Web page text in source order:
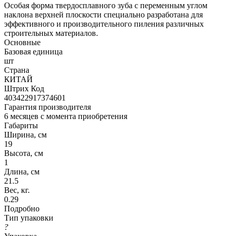
Особая форма твердосплавного зуба с переменным углом
наклона верхней плоскости специально разработана для
эффективного и производительного пиления различных
строительных материалов.
Основные
Базовая единица
шт
Страна
КИТАЙ
Штрих Код
403422917374601
Гарантия производителя
6 месяцев с момента приобретения
Габариты
Ширина, см
19
Высота, см
1
Длина, см
21.5
Вес, кг.
0.29
Подробно
Тип упаковки
?